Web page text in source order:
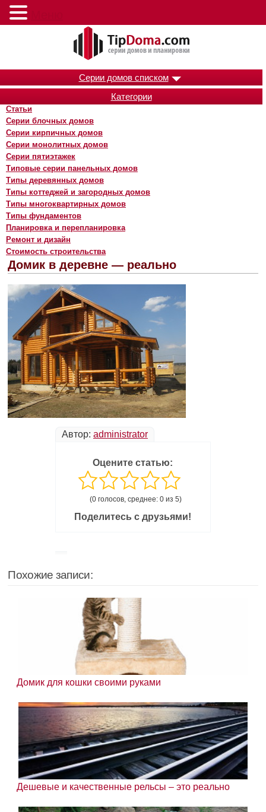
Серии домов списком
Категории
Статьи
Серии блочных домов
Серии кирпичных домов
Серии монолитных домов
Серии пятиэтажек
Типовые серии панельных домов
Типы деревянных домов
Типы коттеджей и загородных домов
Типы многоквартирных домов
Типы фундаментов
Планировка и перепланировка
Ремонт и дизайн
Стоимость строительства
Домик в деревне — реально
Автор: administrator
Оцените статью:
(0 голосов, среднее: 0 из 5)
Поделитесь с друзьями!
Похожие записи:
Домик для кошки своими руками
Дешевые и качественные рельсы – это реально